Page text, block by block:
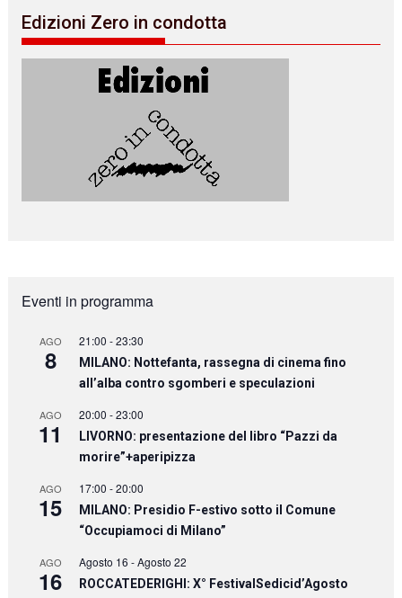
Edizioni Zero in condotta
Eventi in programma
AGO
8
21:00 -23:30
MILANO: Nottefanta, rassegna di cinema fino
all’alba contro sgomberi e speculazioni
AGO
11
20:00 -23:00
LIVORNO: presentazione del libro “Pazzi da
morire”+aperipizza
AGO
15
17:00 -20:00
MILANO: Presidio F-estivo sotto il Comune
“Occupiamoci di Milano”
AGO
16
Agosto 16 -Agosto 22
ROCCATEDERIGHI: X° FestivalSedicid’Agosto